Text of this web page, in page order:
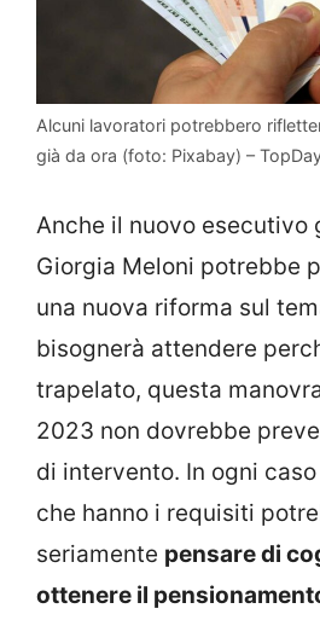
Alcuni lavoratori potrebbero
già da ora (foto: Pixabay) –
Anche il nuovo esecutivo
Giorgia Meloni potrebbe
una nuova riforma sul
bisognerà attendere
trapelato, questa
2023 non dovrebbe
di intervento. In ogni
che hanno i requisiti
seriamente pensare di
ottenere il